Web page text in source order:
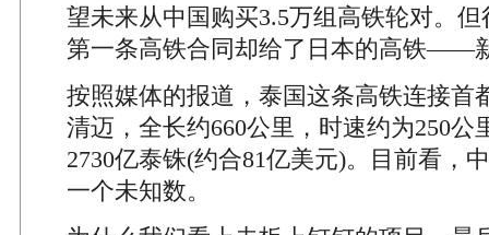
望未来从中国购买3.5万组高铁轮对。
第一条高铁合同却给了日本的高铁——
按照媒体的报道，泰国这条高铁连接首
清迈，全长约660公里，时速约为250公
2730亿泰铢(约合81亿美元)。目前看，
一个未知数。